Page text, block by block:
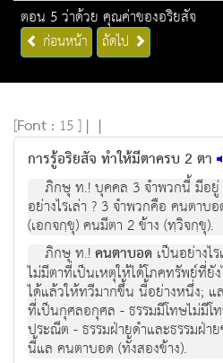
ตอน 5 ว่าด้วย คุณค่าของอริยสัจ
ก่อนหน้า ถัดไป
[Font : 15 ] | |
การรู้อริยสัจ ทำให้มีตาครบ 2 ตา
ภิกษุ ท.! บุคคล 3 จําพวกนี้ มีอยู
อยางไรเลา ? 3 จําพวกคือ คนตาบ
(เอกจกฺขุ) คนมีตา 2 ขาง (ทฺวิจกฺขุ).
ภิกษุ ท.!คนตาบอด เปนอยาง
ไมมีตาที่เปนเหตุใหไดโภคทรัพยที่
ไดแลวใหทวีมากขึ้น นี้อยางหนึ่ง; แ
ที่เป็นกุศลอกุศล - ธรรมมีโทษไมมีโ
ประณีต - ธรรมฝายดําและธรรมฝ
นี้แล คนตาบอด (ทั้งสองขาง).